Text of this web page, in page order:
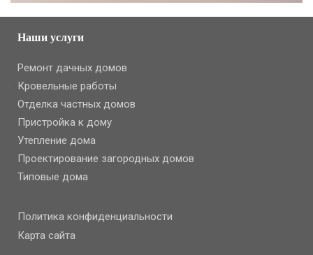
Наши услуги
Ремонт дачных домов
Кровельные работы
Отделка частных домов
Пристройка к дому
Утепление дома
Проектирование загородных домов
Типовые дома
Политика конфиденциальности
Карта сайта